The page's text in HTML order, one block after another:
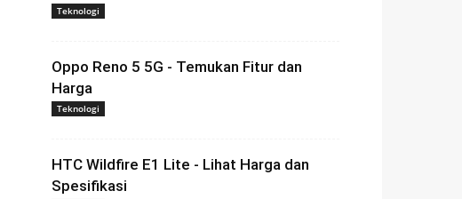
Teknologi
Oppo Reno 5 5G - Temukan Fitur dan
Harga
Teknologi
HTC Wildfire E1 Lite - Lihat Harga dan
Spesifikasi